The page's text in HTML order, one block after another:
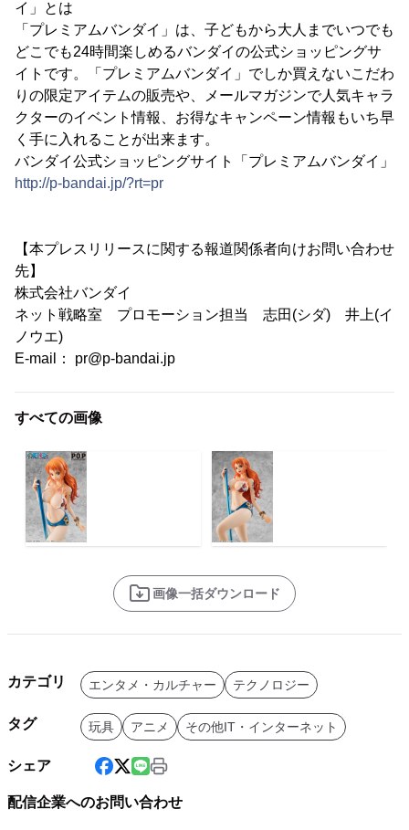
イ」とは
「プレミアムバンダイ」は、子どもから大人までいつでも
どこでも24時間楽しめるバンダイの公式ショッピングサ
イトです。「プレミアムバンダイ」でしか買えないこだわ
りの限定アイテムの販売や、メールマガジンで人気キャラ
クターのイベント情報、お得なキャンペーン情報もいち早
く手に入れることが出来ます。
バンダイ公式ショッピングサイト「プレミアムバンダイ」
http://p-bandai.jp/?rt=pr
【本プレスリリースに関する報道関係者向けお問い合わせ
先】
株式会社バンダイ
ネット戦略室 プロモーション担当 志田(シダ) 井上(イ
ノウエ)
E-mail： pr@p-bandai.jp
すべての画像
画像一括ダウンロード
カテゴリ エンタメ・カルチャー テクノロジー
タグ 玩具 アニメ その他IT・インターネット
シェア
配信企業へのお問い合わせ